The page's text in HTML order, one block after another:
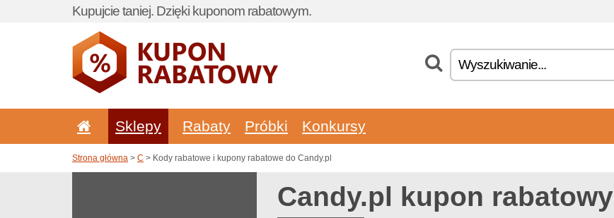
Kupujcie taniej. Dzięki kuponom rabatowym.
Sklepy Rabaty Próbki Konkursy
Strona główna > C > Kody rabatowe i kupony rabatowe do Candy.pl
Candy.pl kupon rabatowy